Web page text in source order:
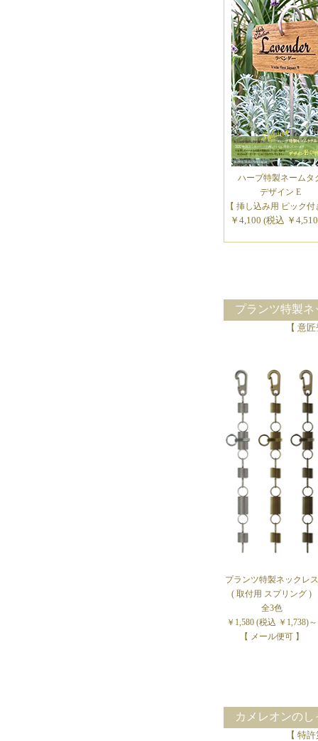
ハーブ特製ネームタ
デザイン E
【 挿し込み用 ピック付
￥4,100 (税込 ￥
プランツ特製ネ
【 意
プランツ特製ネックレス
( 取付用 スプリング )
全3色
￥1,580 (税込 ￥1,738)～
【 メール便可 】
カメレオンのし
【 特